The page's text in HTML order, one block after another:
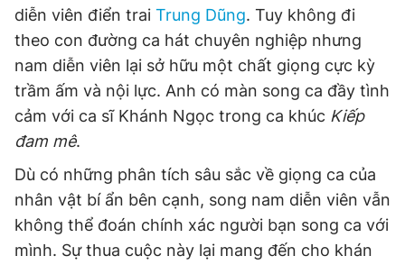
diễn viên điển trai Trung Dũng. Tuy không đi
theo con đường ca hát chuyên nghiệp nhưng
nam diễn viên lại sở hữu một chất giọng cực kỳ
trầm ấm và nội lực. Anh có màn song ca đầy tình
cảm với ca sĩ Khánh Ngọc trong ca khúc Kiếp
đam mê.
Dù có những phân tích sâu sắc về giọng ca của
nhân vật bí ẩn bên cạnh, song nam diễn viên vẫn
không thể đoán chính xác người bạn song ca với
mình. Sự thua cuộc này lại mang đến cho khán